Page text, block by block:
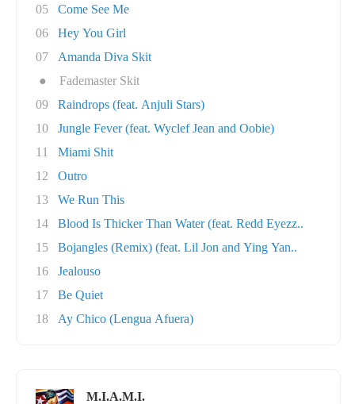
05
Come See Me
06
Hey You Girl
07
Amanda Diva Skit
●
Fademaster Skit
09
Raindrops (feat. Anjuli Stars)
10
Jungle Fever (feat. Wyclef Jean and Oobie)
11
Miami Shit
12
Outro
13
We Run This
14
Blood Is Thicker Than Water (feat. Redd Eyezz..
15
Bojangles (Remix) (feat. Lil Jon and Ying Yan..
16
Jealouso
17
Be Quiet
18
Ay Chico (Lengua Afuera)
M.I.A.M.I.